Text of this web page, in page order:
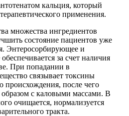
кальция, который
применения.
множества ингредиентов
состояние пациентов уже
Энтеросорбирующее и
за счет наличия
При попадании в
связывает токсины
происхождения, после чего
с каловыми массами. В
очищается, нормализуется
тракта.